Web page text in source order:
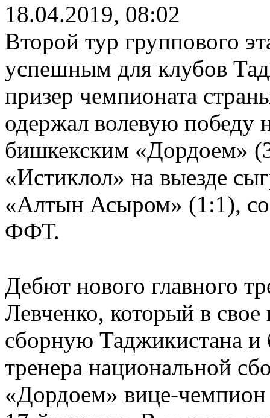
18.04.2019, 08:02
Второй тур группового
успешным для клубов
призер чемпионата
одержал волевую победу
бишкекским «Дордоем»
«Истиклол» на выезде
«Алтын Асыром» (1:1),
ФФТ.
Дебют нового главного
Левченко, который в
сборную Таджикистана и
тренера национальной
«Дордоем» вице-чемпион